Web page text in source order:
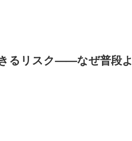
るリスク——なぜ普段よ